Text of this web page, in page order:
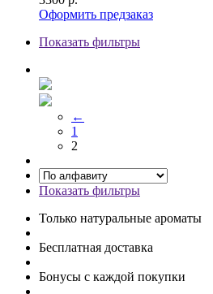
Оформить предзаказ
Показать фильтры
←
1
2
Показать фильтры
Только натуральные ароматы
Бесплатная доставка
Бонусы с каждой покупки